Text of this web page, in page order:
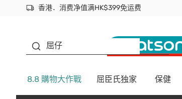
香港．消费净值满HK$399免运费
立即成为易赏钱会员尽享独家优惠
首次APP下单买满$450 输入 NEWAPP 即减$50
屈仔
8.8 購物大作戰 屈臣氏独家 保健